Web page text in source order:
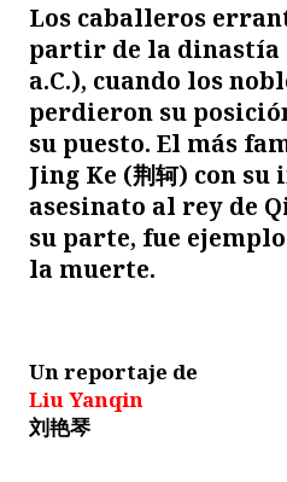
Los caballeros
partir de la dinastía
a.C.), cuando los
perdieron su
su puesto. El más
Jing Ke (荆轲) con su
asesinato al rey de
su parte, fue
la muerte.
Un reportaje de
Liu Yanqin
刘艳琴